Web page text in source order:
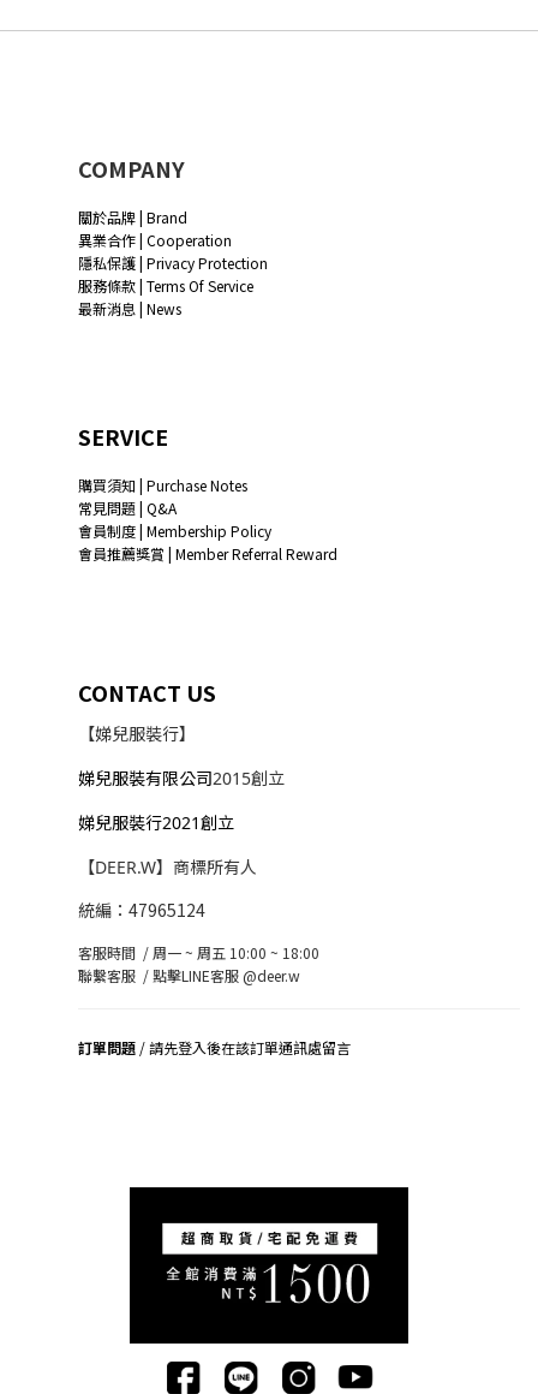
COMPANY
關於品牌 | Brand
異業合作 | Cooperation
隱私保護 | Privacy Protection
服務條款 | Terms Of Service
最新消息 | News
SERVICE
購買須知 | Purchase Notes
常見問題 | Q&A
會員制度 | Membership Policy
會員推薦獎賞 | Member Referral Reward
CONTACT US
【娣兒服裝行】
娣兒服裝有限公司2015創立
娣兒服裝行2021創立
【DEER.W】商標所有人
統編：47965124
客服時間 / 周一 ~ 周五 10:00 ~ 18:00
聯繫客服 /點擊LINE客服 @deer.w
訂單問題 / 請先登入後在該訂單通訊處留言